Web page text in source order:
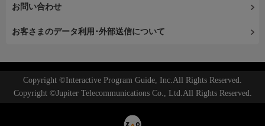
お問い合わせ
お客さまのデータ利用･外部送信について
Copyright ©Interactive Program Guide, Inc.All Rights Reserved.
Copyright ©Jupiter Telecommunications Co., Ltd.All Rights Reserved.